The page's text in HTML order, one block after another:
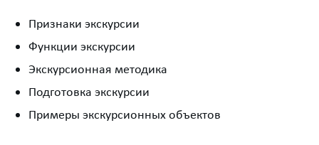
Признаки экскурсии
Функции экскурсии
Экскурсионная методика
Подготовка экскурсии
Примеры экскурсионных объектов